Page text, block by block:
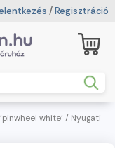
/Regisztráció
white' / Nyugati